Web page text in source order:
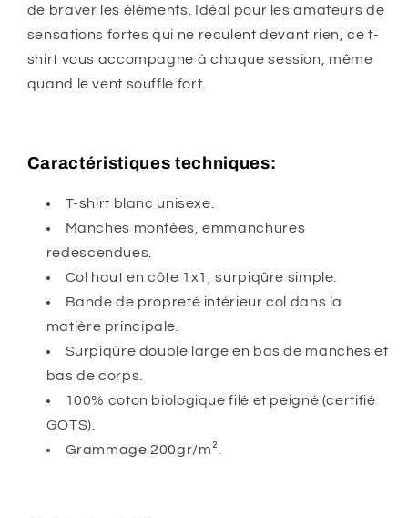
de braver les éléments. Idéal pour les amateurs de
sensations fortes qui ne reculent devant rien, ce t-
shirt vous accompagne à chaque session, même
quand le vent souffle fort.
Caractéristiques techniques:
T-shirt blanc unisexe.
Manches montées, emmanchures
redescendues.
Col haut en côte 1x1, surpiqûre simple.
Bande de propreté intérieur col dans la
matière principale.
Surpiqûre double large en bas de manches et
bas de corps.
100% coton biologique filé et peigné (certifié
GOTS).
Grammage 200gr/m².